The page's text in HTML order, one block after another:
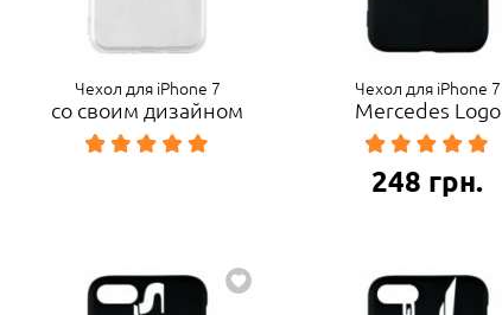
Чехол для iPhone 7
со своим дизайном
Чехол для iPhone 7
Mercedes Logo
248 грн.